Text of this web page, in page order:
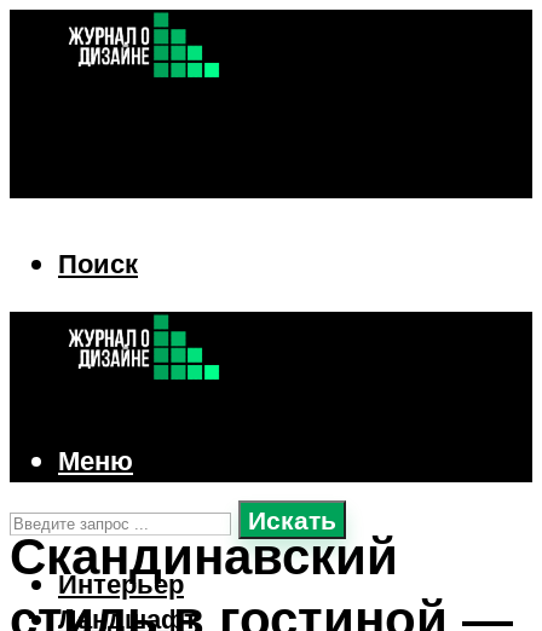
Поиск
Искать
Интерьер
Ландшафт
Меню
Скандинавский
стиль в гостиной —